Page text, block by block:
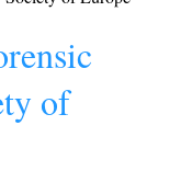
of